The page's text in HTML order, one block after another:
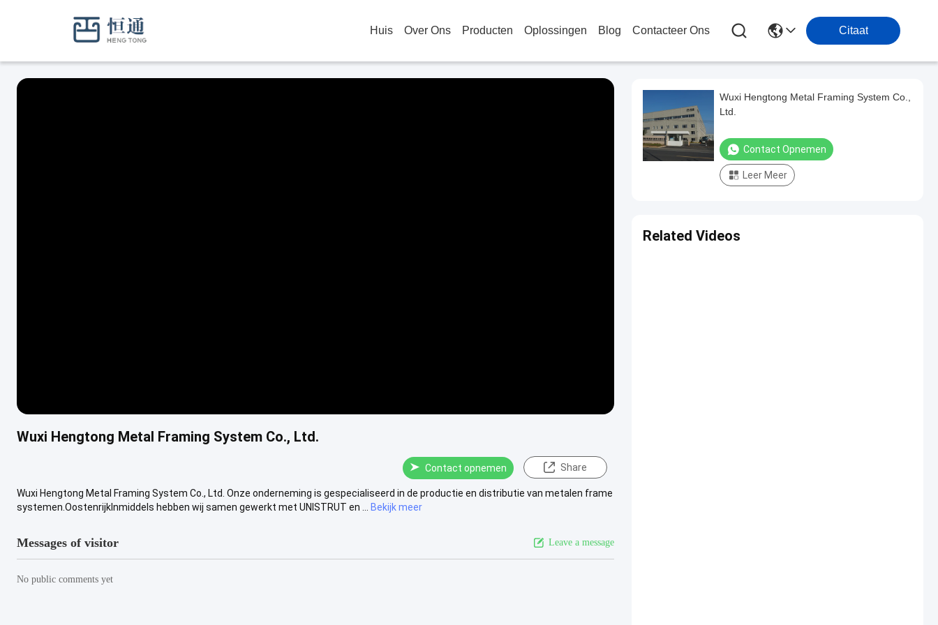
Huis Over Ons Producten Oplossingen Blog Contacteer Ons Citaat
Wuxi Hengtong Metal Framing System Co., Ltd.
Contact opnemen Share
Wuxi Hengtong Metal Framing System Co., Ltd. Onze onderneming is gespecialiseerd in de productie en distributie van metalen frame
systemen.OostenrijkInmiddels hebben wij samen gewerkt met UNISTRUT en ...
Bekijk meer
Messages of visitor Leave a message
No public comments yet
Wuxi Hengtong Metal Framing System Co.,
Ltd.
Contact Opnemen
Leer Meer
Related Videos